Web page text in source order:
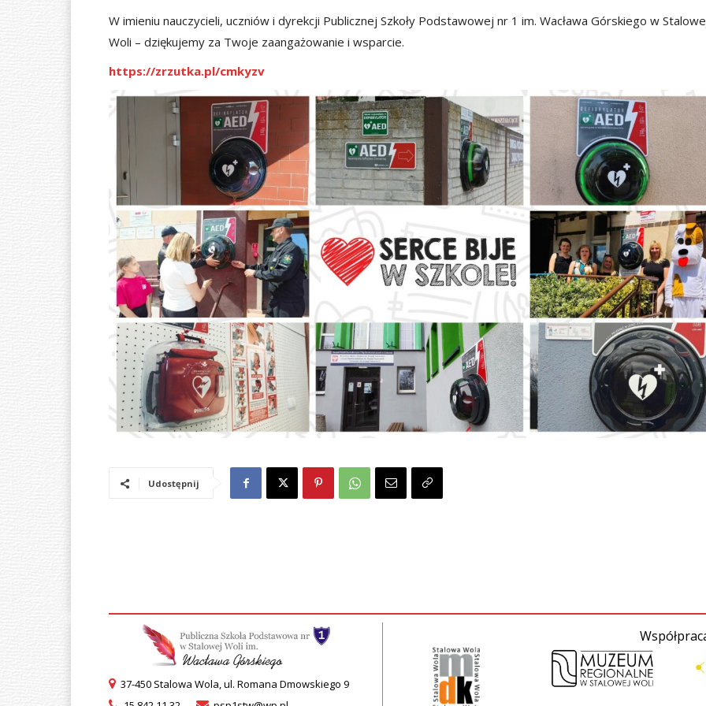
W imieniu nauczycieli, uczniów i dyrekcji Publicznej Szkoły Podstawowej nr 1 im. Wacława Górskiego w
Woli – dziękujemy za Twoje zaangażowanie i wsparcie.
https://zrzutka.pl/cmkyzv
Udostępnij
37-450 Stalowa Wola, ul. Romana Dmowskiego 9